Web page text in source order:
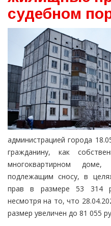
судебном
администрацией города
гражданину, как
многоквартирном
подлежащим сносу, в
прав в размере 53 314
несмотря на то, что
размер увеличен до 81 055